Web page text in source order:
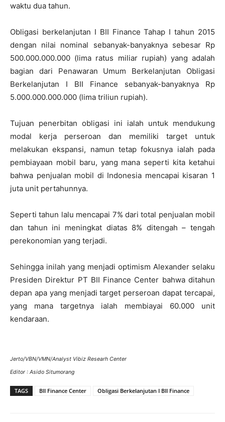
waktu dua tahun.
Obligasi berkelanjutan‎ I BII Finance Tahap I tahun 2015
dengan nilai nominal sebanyak-banyaknya sebesar Rp
500.000.000.000 (lima ratus miliar rupiah) yang adalah
bagian dari Penawaran Umum Berkelanjutan Obligasi
Berkelanjutan I BII Finance sebanyak-banyaknya Rp
5.000.000.000.000 (lima triliun rupiah).
Tujuan penerbitan obligasi ini ialah untuk mendukung
modal kerja ‎perseroan dan memiliki target untuk
melakukan ekspansi, namun tetap fokusnya ialah pada
pembiayaan mobil baru, yang mana seperti kita ketahui
bahwa penjualan mobil di Indonesia mencapai kisaran 1
juta unit pertahunnya.
Seperti tahun lalu mencapai 7% dari total penjualan mobil
dan tahun ini meningkat diatas 8% ditengah – tengah
perekonomian yang terjadi.
Sehingga inilah yang‎ menjadi optimism Alexander selaku
Presiden Direktur PT BII Finance Center bahwa ditahun
depan apa yang menjadi target perseroan dapat tercapai,
yang mana targetnya ialah membiayai 60.000 unit
kendaraan.
Jerto/VBN/VMN/Analyst Vibiz Researh Center
Editor : Asido Situmorang
TAGS BII Finance Center Obligasi‎ Berkelanjutan I BII Finance